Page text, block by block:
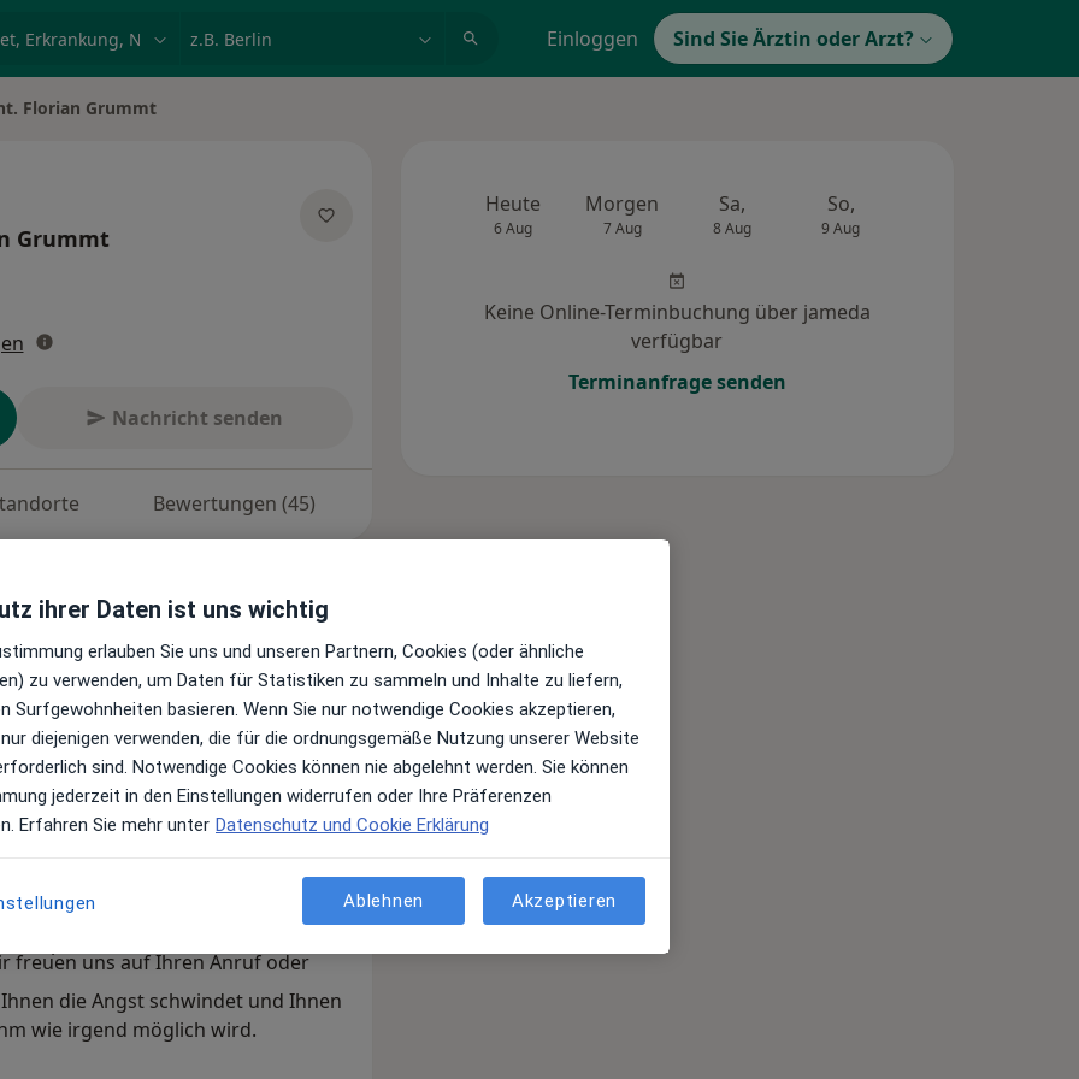
Einloggen Sind Sie Ärztin oder Arzt?
Florian Grummt
Grummt
Nachricht senden
Bewertungen (45)
Juni 2022 Juni 2022 Juni 2022
Bedürfnissen und an den
Zahnmedizin bieten.
üben soll und möchten lebenslang
sein.
die Angst schwindet und Ihnen
wie irgend möglich wird.
freuen uns auf Ihren Anruf oder
Heute
6 Aug
Morgen
7 Aug
Sa,
8 Aug
So,
9 Aug
Keine Online-Terminbuchung über jameda
verfügbar
Terminanfrage senden
ihrer Daten ist uns wichtig
erlauben Sie uns und unseren Partnern, Cookies (oder ähnliche
zu verwenden, um Daten für Statistiken zu sammeln und Inhalte zu liefern,
Surfgewohnheiten basieren. Wenn Sie nur notwendige Cookies akzeptieren,
diejenigen verwenden, die für die ordnungsgemäße Nutzung unserer Website
sind. Notwendige Cookies können nie abgelehnt werden. Sie können
jederzeit in den Einstellungen widerrufen oder Ihre Präferenzen
Erfahren Sie mehr unter Datenschutz und Cookie Erklärung
Ablehnen Akzeptieren